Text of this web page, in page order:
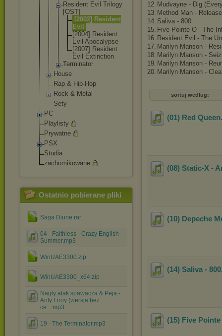
Resident Evil Trilogy
[OST]
[2002] Resident
Evil
[2004] Resident
Evil Apocalypse
[2007] Resident
Evil Extinction
Terminator
House
Rap & Hip-Hop
Rock & Metal
Sety
PC
Playlisty
Prywatne
PSX
Studia
zachomikowane
Ostatnio pobierane pliki
Saga Diune.rar
04 - Faithless - Crazy English
Summer.mp3
WinUAE3300.zip
WinUAE3300_x64.zip
Nagły atak spawacza & Peja -
Anty Liroy (wersja bez
ce....mp3
19 - The Terminator.mp3
12. Mudvayne - Dig
13. Method Man -
14. Saliva - 800
15. Five Pointe O - The
16. Resident Evil - The
17. Marilyn Manson -
18. Marilyn Manson -
19. Marilyn Manson -
20. Marilyn Manson -
sortuj według:
(01) Red Queen
(08) Static-X -
(10) Depeche
(14) Saliva - 800
(15) Five